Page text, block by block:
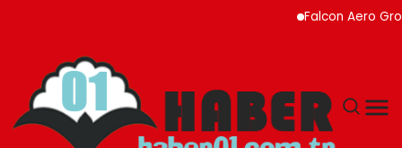
Falcon Aero Group,